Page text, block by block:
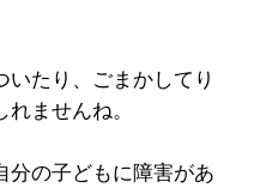
たり、ごまかしてり
ませんね。
分の子どもに障害があ